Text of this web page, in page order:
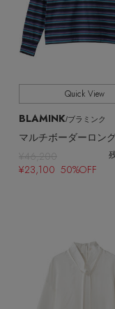
Quick View
BLAMINK/ブラミンク
¥46,200
¥23,100 50%OFF